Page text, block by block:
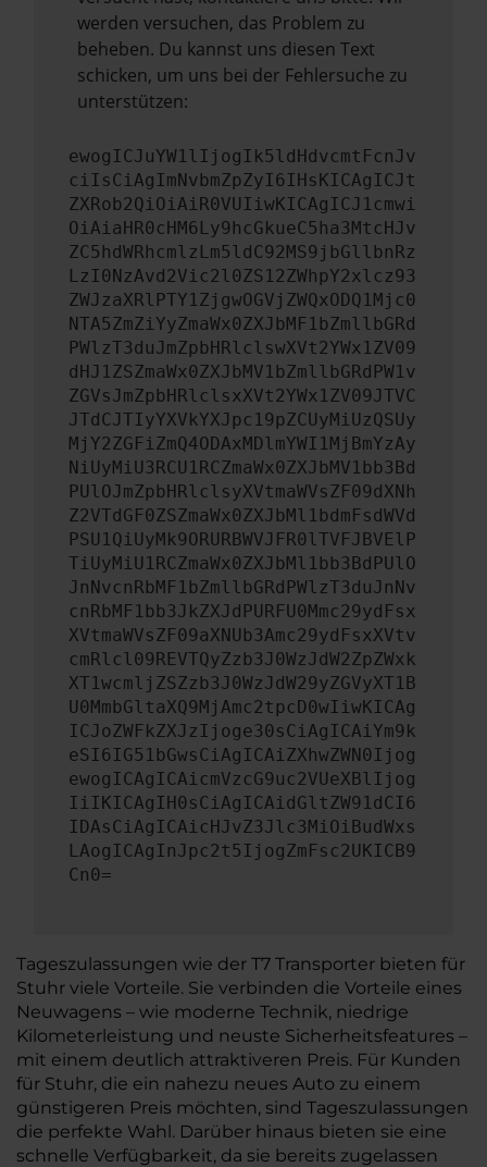
werden versuchen, das Problem zu
beheben. Du kannst uns diesen Text
schicken, um uns bei der Fehlersuche zu
unterstützen:
ewogICJuYW1lIjogIk5ldHdvcmtFcnJv
ciIsCiAgImNvbmZpZyI6IHsKICAgICJt
ZXRob2QiOiAiR0VUIiwKICAgICJ1cmwi
OiAiaHR0cHM6Ly9hcGkueC5ha3MtcHJv
ZC5hdWRhcmlzLm5ldC92MS9jbGllbnRz
LzI0NzAvd2Vic2l0ZS12ZWhpY2xlcz93
ZWJzaXRlPTY1ZjgwOGVjZWQxODQ1Mjc0
NTA5ZmZiYyZmaWx0ZXJbMF1bZmllbGRd
PWlzT3duJmZpbHRlclswXVt2YWx1ZV09
dHJ1ZSZmaWx0ZXJbMV1bZmllbGRdPW1v
ZGVsJmZpbHRlclsxXVt2YWx1ZV09JTVC
JTdCJTIyYXVkYXJpc19pZCUyMiUzQSUy
MjY2ZGFiZmQ4ODAxMDlmYWI1MjBmYzAy
NiUyMiU3RCU1RCZmaWx0ZXJbMV1bb3Bd
PUlOJmZpbHRlclsyXVtmaWVsZF09dXNh
Z2VTdGF0ZSZmaWx0ZXJbMl1bdmFsdWVd
PSU1QiUyMk9ORURBWVJFR0lTVFJBVElP
TiUyMiU1RCZmaWx0ZXJbMl1bb3BdPUlO
JnNvcnRbMF1bZmllbGRdPWlzT3duJnNv
cnRbMF1bb3JkZXJdPURFU0Mmc29ydFsx
XVtmaWVsZF09aXNUb3Amc29ydFsxXVtv
cmRlcl09REVTQyZzb3J0WzJdW2ZpZWxk
XT1wcmljZSZzb3J0WzJdW29yZGVyXT1B
U0MmbGltaXQ9MjAmc2tpcD0wIiwKICAg
ICJoZWFkZXJzIjoge30sCiAgICAiYm9k
eSI6IG51bGwsCiAgICAiZXhwZWN0Ijog
ewogICAgICAicmVzcG9uc2VUeXBlIjog
IiIKICAgIH0sCiAgICAidGltZW91dCI6
IDAsCiAgICAicHJvZ3Jlc3MiOiBudWxs
LAogICAgInJpc2t5IjogZmFsc2UKICB9
Cn0=
Tageszulassungen wie der T7 Transporter bieten für
Stuhr viele Vorteile. Sie verbinden die Vorteile eines
Neuwagens – wie moderne Technik, niedrige
Kilometerleistung und neuste Sicherheitsfeatures –
mit einem deutlich attraktiveren Preis. Für Kunden
für Stuhr, die ein nahezu neues Auto zu einem
günstigeren Preis möchten, sind Tageszulassungen
die perfekte Wahl. Darüber hinaus bieten sie eine
schnelle Verfügbarkeit, da sie bereits zugelassen